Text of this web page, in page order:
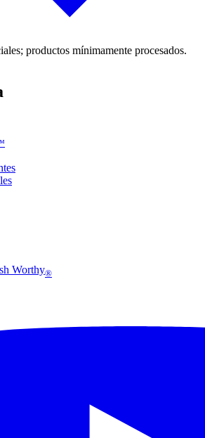
productos mínimamente procesados.
Worthy®